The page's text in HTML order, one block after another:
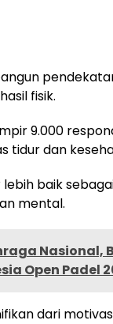
fisik.
9.000
tidur dan
baik
mental.
Nasional,
Open Padel
dari